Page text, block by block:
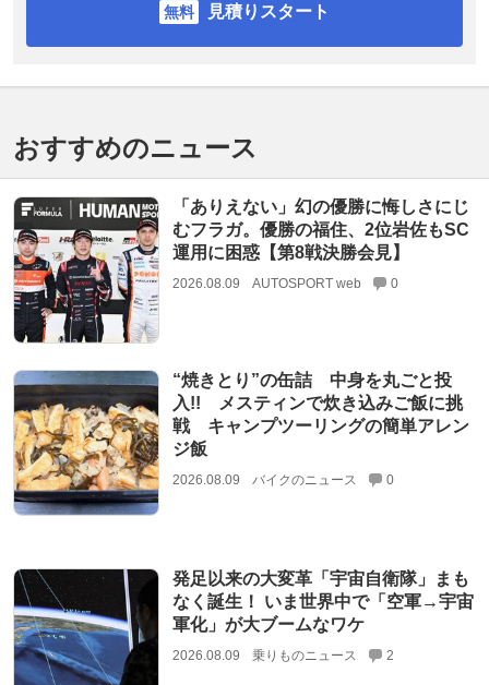
見積りスタート
おすすめのニュース
「ありえない」幻の優勝に悔しさにじ
むフラガ。優勝の福住、2位岩佐もSC
運用に困惑【第8戦決勝会見】
2026.08.09 AUTOSPORT web 0
“焼きとり”の缶詰 中身を丸ごと投
入!! メスティンで炊き込みご飯に挑
戦 キャンプツーリングの簡単アレン
ジ飯
2026.08.09 バイクのニュース 0
発足以来の大変革「宇宙自衛隊」まも
なく誕生！ いま世界中で「空軍→宇宙
軍化」が大ブームなワケ
2026.08.09 乗りものニュース 2